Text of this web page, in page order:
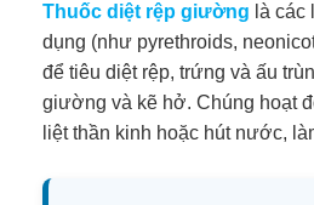
Thuốc diệt rệp giường là các
dụng (như pyrethroids,
để tiêu diệt rệp, trứng và ấu
giường và kẽ hở. Chúng hoạt
liệt thần kinh hoặc hút nước,